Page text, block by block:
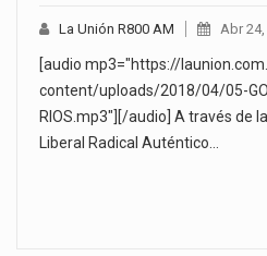
La Unión R800 AM Abr
[audio mp3="https://
content/uploads/2018/04/05-
RIOS.mp3"][/audio] A través de
Liberal Radical Auténtico…